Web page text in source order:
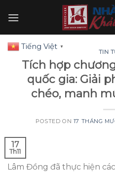
TIN
Tích hợp
quốc gia: Giải
chéo, manh
POSTED ON 17 THÁNG
17
Th11
Lâm Đồng đã thực hiện
Tiếng Việt ▼